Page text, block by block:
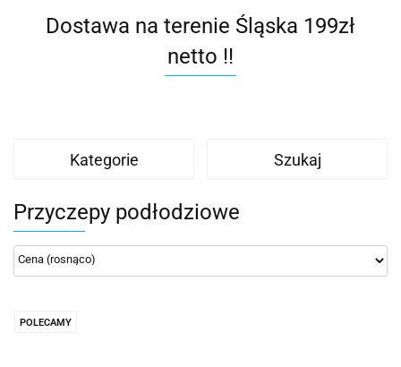
Dostawa na terenie Śląska 199zł
netto !!
Kategorie Szukaj
Przyczepy podłodziowe
POLECAMY